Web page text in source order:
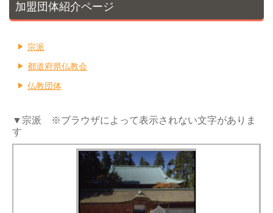
加盟団体紹介ページ
宗派
都道府県仏教会
仏教団体
▼宗派 ※ブラウザによって表示されない文字がありま
す